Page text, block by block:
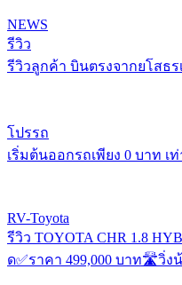
NEWS
รีวิว
รีวิวลูกค้า บินตรงจากยโสธ
โปรรถ
เริ่มต้นออกรถเพียง 0 บาท เ
RV-Toyota
รีวิว TOYOTA CHR 1.8
ด✅ราคา 499,000 บาท🛣️วิ่ง